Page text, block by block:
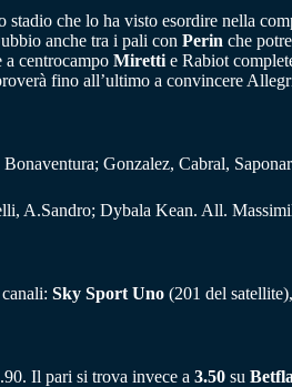
stadio che lo ha visto esordire nella
anche tra i pali con Perin che
centrocampo Miretti e Rabiot
fino all’ultimo a convincere
Gonzalez, Cabral,
A.Sandro; Dybala Kean. All.
Sky Sport Uno (201 del satellite),
Il pari si trova invece a 3.50 su